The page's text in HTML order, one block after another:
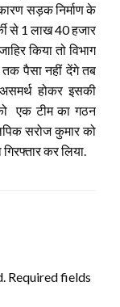
सड़क निर्माण के
से 1 लाख 40 हजार
किया तो विभाग
पैसा नहीं देंगे तब
होकर इसकी
एक टीम का गठन
सरोज कुमार को
कर लिया.
Required fields